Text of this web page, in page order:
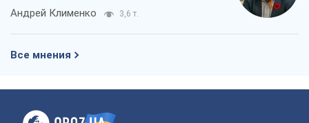
Андрей Клименко 3,6 т.
Все мнения